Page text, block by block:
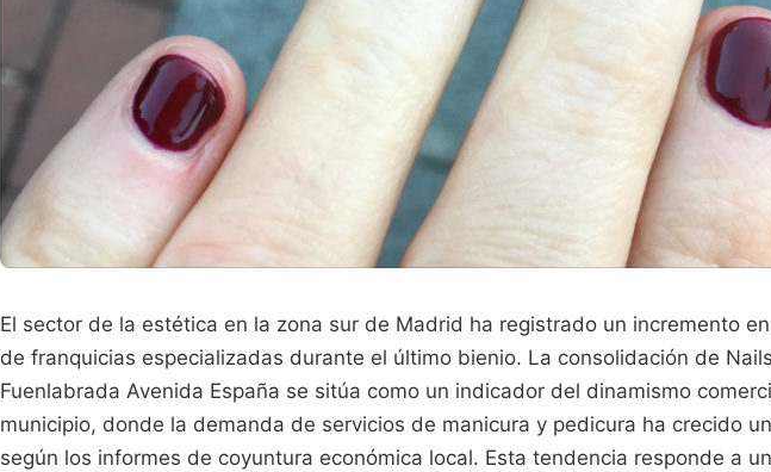
El sector de la estética en la zona sur de Madrid ha registrado un incremento
de franquicias especializadas durante el último bienio. La consolidación de
Fuenlabrada Avenida España se sitúa como un indicador del dinamismo
municipio, donde la demanda de servicios de manicura y pedicura ha crecido
según los informes de coyuntura económica local. Esta tendencia responde a